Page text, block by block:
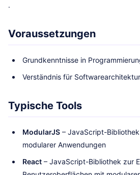
.
Voraussetzungen
Grundkenntnisse in
Verständnis für Softwarearchitektur
Typische Tools
ModularJS – JavaScript-
modularer Anwendungen
React – JavaScript-Bibliothek zur